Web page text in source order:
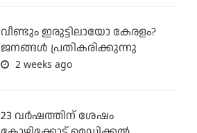
വീണ്ടും ഇരുട്ടിലായോ കേരളം?
ജനങ്ങൾ പ്രതികരിക്കുന്നു
2 weeks ago
23 വർഷത്തിന് ശേഷം